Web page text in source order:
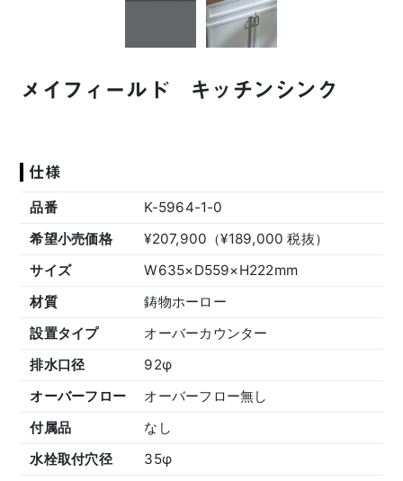
メイフィールド キッチンシンク
仕様
品番
K-5964-1-0
希望小売価格
¥207,900（¥189,000 税抜）
サイズ
W635×D559×H222mm
材質
鋳物ホーロー
設置タイプ
オーバーカウンター
排水口径
92φ
オーバーフロー
オーバーフロー無し
付属品
なし
水栓取付穴径
35φ